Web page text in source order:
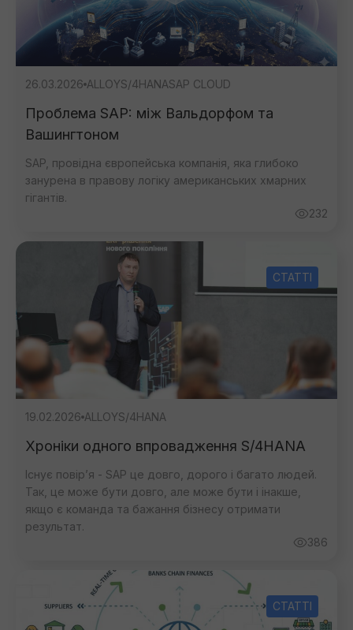
26.03.2026 ALLOYS/4HANASAP CLOUD
Проблема SAP: між Вальдорфом та
Вашингтоном
SAP, провідна європейська компанія, яка глибоко
занурена в правову логіку американських хмарних
гігантів.
232
СТАТТІ
19.02.2026 ALLOYS/4HANA
Хроніки одного впровадження S/4HANA
Існує повір’я - SAP це довго, дорого і багато людей.
Так, це може бути довго, але може бути і інакше,
якщо є команда та бажання бізнесу отримати
результат.
386
СТАТТІ